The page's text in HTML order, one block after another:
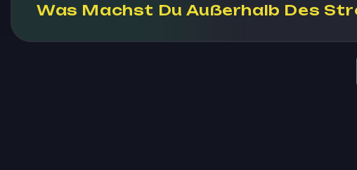
Was Machst Du Außerhalb Des